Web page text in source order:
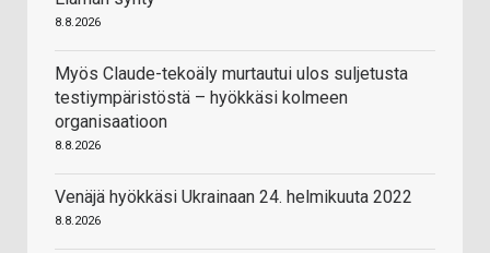
8.8.2026
Myös Claude-tekoäly murtautui ulos suljetusta
testiympäristöstä – hyökkäsi kolmeen
organisaatioon
8.8.2026
Venäjä hyökkäsi Ukrainaan 24. helmikuuta 2022
8.8.2026